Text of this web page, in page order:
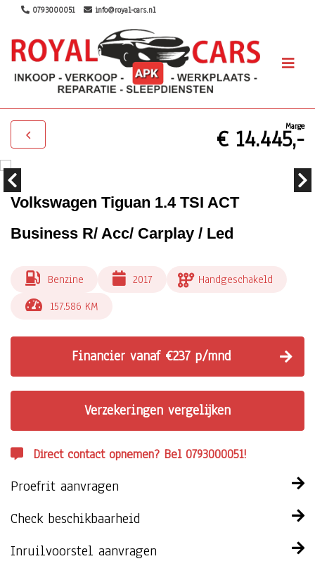
0793000051 info@royal-cars.nl
Marge
€ 14.445,-
Volkswagen Tiguan 1.4 TSI ACT
Business R/ Acc/ Carplay / Led
Benzine 2017
Handgeschakeld
157.586 KM
Financier vanaf €237 p/mnd
Verzekeringen vergelijken
Direct contact opnemen? Bel 0793000051!
Proefrit aanvragen
Check beschikbaarheid
Inruilvoorstel aanvragen